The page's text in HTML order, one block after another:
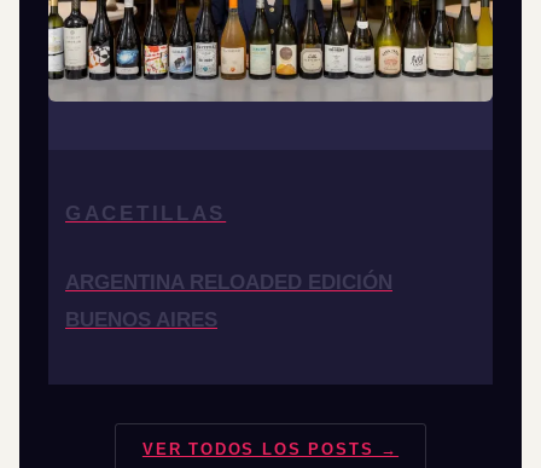
GACETILLAS
ARGENTINA RELOADED EDICIÓN
BUENOS AIRES
VER TODOS LOS POSTS →